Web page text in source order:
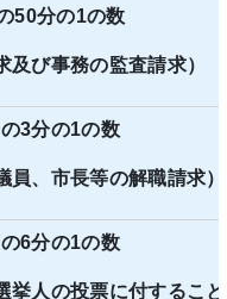
50分の1の数
及び事務の監査請求）
3分の1の数
員、市長等の解職請求）
6分の1の数
挙人の投票に付するこ